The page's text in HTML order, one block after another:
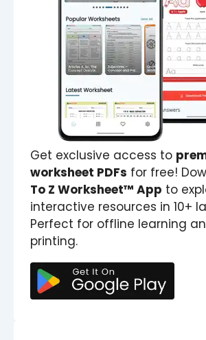
Get exclusive access to
worksheet PDFs for free!
To Z Worksheet™ App to
interactive resources in 10+
Perfect for offline learning
printing.